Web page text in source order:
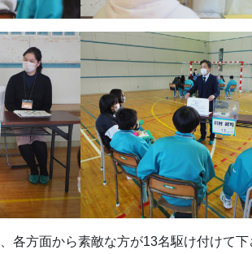
各方面から素敵な方が13名駆け付けて